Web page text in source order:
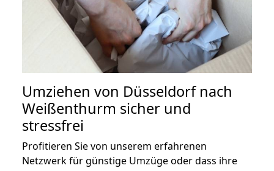
Umziehen von Düsseldorf nach
Weißenthurm sicher und
stressfrei
Profitieren Sie von unserem erfahrenen
Netzwerk für günstige Umzüge oder dass ihre